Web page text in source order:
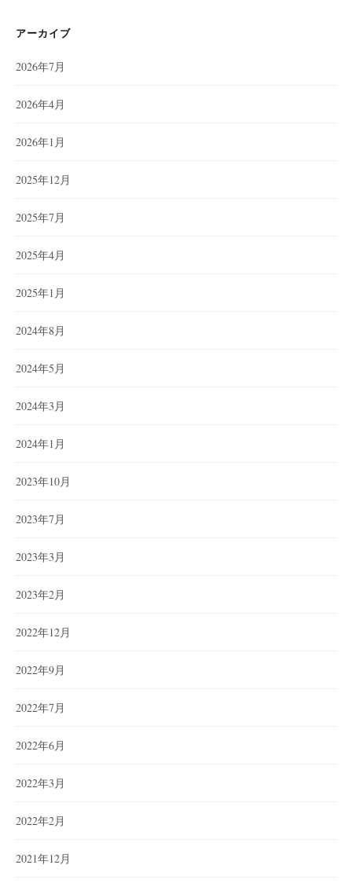
アーカイブ
2026年7月
2026年4月
2026年1月
2025年12月
2025年7月
2025年4月
2025年1月
2024年8月
2024年5月
2024年3月
2024年1月
2023年10月
2023年7月
2023年3月
2023年2月
2022年12月
2022年9月
2022年7月
2022年6月
2022年3月
2022年2月
2021年12月